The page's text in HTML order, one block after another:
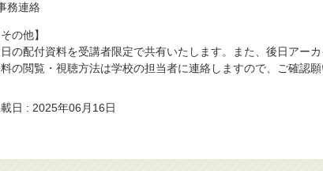
務連絡
その他】
の配付資料を受講者限定で共有いたします。また、後日アーカ
の閲覧・視聴方法は学校の担当者に連絡しますので、ご確認願
日 : 2025年06月16日